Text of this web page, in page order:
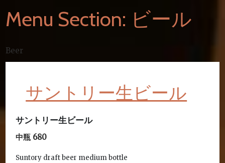
Menu Section: ビール
Beer
サントリー生ビール
サントリー生ビール
中瓶 680
Suntory draft beer medium bottle